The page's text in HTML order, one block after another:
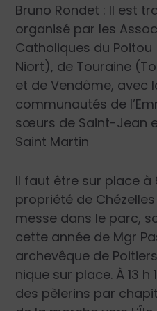
Bruno Rondet : Il est
organisé par les
Catholiques du Poitou
Niort), de Touraine
et de Vendôme, avec
communautés de
sœurs de Saint-Jean
Saint Martin
Il faut être sur place à
propriété de Chézelles
messe dans le parc,
cette année de Mgr
archevêque de
nique sur place. À 13
des pèlerins par